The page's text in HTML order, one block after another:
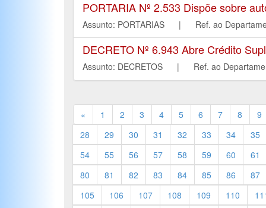
PORTARIA Nº 2.533 Dispõe sobre
Assunto: PORTARIAS | Ref. ao
DECRETO Nº 6.943 Abre Crédito
Assunto: DECRETOS | Ref. ao
« 1 2 3 4 5 6 7 8
9
28
29 30 31 32 33 34
35
54
55 56 57 58 59 60
61
80
81 82 83 84 85 86
87
105
106 107 108 109 110